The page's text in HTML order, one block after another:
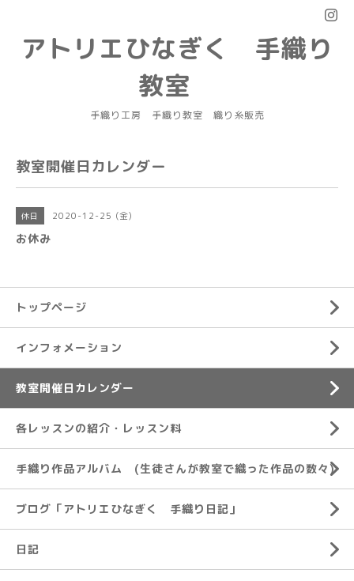
アトリエひなぎく 手織り
教室
手織り工房 手織り教室 織り糸販売
教室開催日カレンダー
休日 2020-12-25 (金)
お休み
トップページ
インフォメーション
教室開催日カレンダー
各レッスンの紹介・レッスン料
手織り作品アルバム (生徒さんが教室で織った作品の数々)
ブログ「アトリエひなぎく 手織り日記」
日記